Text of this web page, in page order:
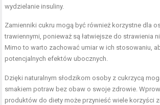
wydzielanie insuliny.
Zamienniki cukru mogą być również korzystne dla
trawiennymi, ponieważ są łatwiejsze do strawienia
Mimo to warto zachować umiar w ich stosowaniu,
potencjalnych efektów ubocznych.
Dzięki naturalnym słodzikom osoby z cukrzycą
smakiem potraw bez obaw o swoje zdrowie.
produktów do diety może przynieść wiele korzyści